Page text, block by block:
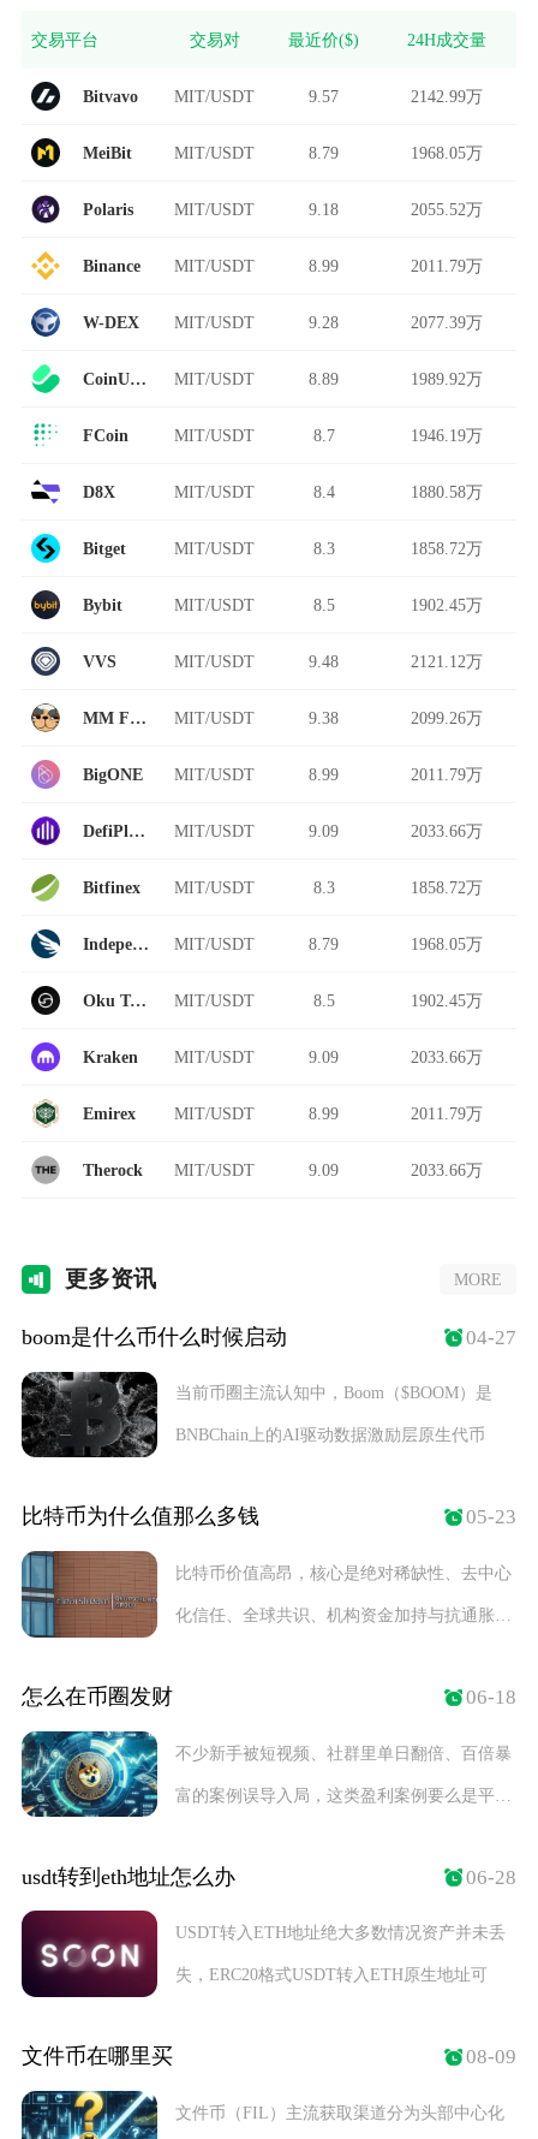
交易平台 交易对 最近价($) 24H成交量
Bitvavo MIT/USDT 9.57 2142.99万
MeiBit MIT/USDT 8.79 1968.05万
Polaris MIT/USDT 9.18 2055.52万
Binance MIT/USDT 8.99 2011.79万
W-DEX MIT/USDT 9.28 2077.39万
CoinUp.io MIT/USDT 8.89 1989.92万
FCoin MIT/USDT 8.7 1946.19万
D8X MIT/USDT 8.4 1880.58万
Bitget MIT/USDT 8.3 1858.72万
Bybit MIT/USDT 8.5 1902.45万
VVS MIT/USDT 9.48 2121.12万
MM Finance MIT/USDT 9.38 2099.26万
BigONE MIT/USDT 8.99 2011.79万
DefiPlaza MIT/USDT 9.09 2033.66万
Bitfinex MIT/USDT 8.3 1858.72万
Independent Reserve MIT/USDT 8.79 1968.05万
Oku Trade MIT/USDT 8.5 1902.45万
Kraken MIT/USDT 9.09 2033.66万
Emirex MIT/USDT 8.99 2011.79万
Therock MIT/USDT 9.09 2033.66万
更多资讯 MORE
boom是什么币什么时候启动 04-27
当前币圈主流认知中，Boom（$BOOM）是
BNBChain上的AI驱动数据激励层原生代币
比特币为什么值那么多钱 05-23
比特币价值高昂，核心是绝对稀缺性、去中心
化信任、全球共识、机构资金加持与抗通胀刚
怎么在币圈发财 06-18
不少新手被短视频、社群里单日翻倍、百倍暴
富的案例误导入局，这类盈利案例要么是平台
usdt转到eth地址怎么办 06-28
USDT转入ETH地址绝大多数情况资产并未丢
失，ERC20格式USDT转入ETH原生地址可
文件币在哪里买 08-09
文件币（FIL）主流获取渠道分为头部中心化